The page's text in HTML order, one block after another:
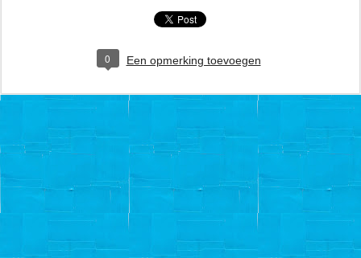
0 Een opmerking toevoegen